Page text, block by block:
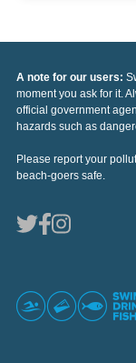
A note for our users:
moment you ask for it.
official government
hazards such as
Please report your
beach-goers safe.